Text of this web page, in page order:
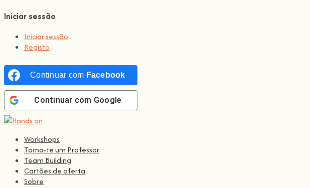
Iniciar sessão
Iniciar sessão
Registo
Continuar com Facebook
Continuar com Google
Workshops
Torna-te um Professor
Team Building
Cartões de oferta
Sobre